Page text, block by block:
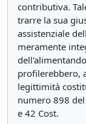
contributiva.
trarre la sua
assistenziale
meramente
profilerebbero,
legittimità
numero 898
e 42 Cost.